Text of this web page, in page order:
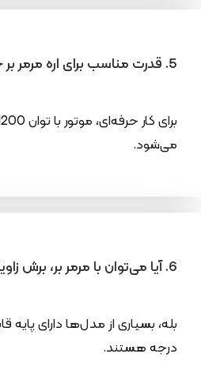
5. قدرت مناسب برای اره مرمر بر چقدر است؟
می‌شود.
6. آیا می‌توان با مرمر بر، برش زاویه‌ای ایجاد کرد؟
درجه هستند.